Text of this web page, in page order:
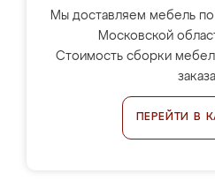
Мы доставляем мебель
Московской
Стоимость сборки
ПЕРЕЙТИ В